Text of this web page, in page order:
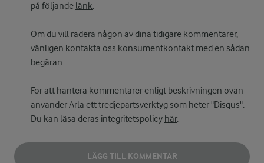
på följande länk.
Om du vill radera någon av dina tidigare kommentarer,
vänligen kontakta oss konsumentkontakt med en sådan
begäran.
För att hantera kommentarer enligt beskrivningen ovan
använder Arla ett tredjepartsverktyg som heter "Disqus".
Du kan läsa deras integritetspolicy här.
LÄGG TILL KOMMENTAR